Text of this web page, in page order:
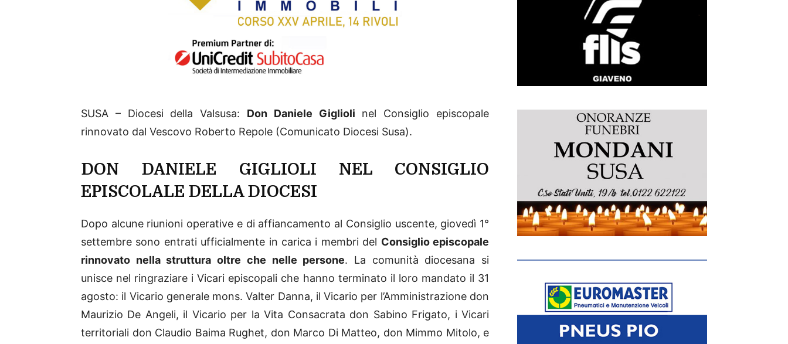
SUSA – Diocesi della Valsusa: Don Daniele Giglioli nel Consiglio episcopale
rinnovato dal Vescovo Roberto Repole (Comunicato Diocesi Susa).
DON DANIELE GIGLIOLI NEL CONSIGLIO
EPISCOLALE DELLA DIOCESI
Dopo alcune riunioni operative e di affiancamento al Consiglio uscente, giovedì 1°
settembre sono entrati ufficialmente in carica i membri del Consiglio episcopale
rinnovato nella struttura oltre che nelle persone. La comunità diocesana si
unisce nel ringraziare i Vicari episcopali che hanno terminato il loro mandato il 31
agosto: il Vicario generale mons. Valter Danna, il Vicario per l’Amministrazione don
Maurizio De Angeli, il Vicario per la Vita Consacrata don Sabino Frigato, i Vicari
territoriali don Claudio Baima Rughet, don Marco Di Matteo, don Mimmo Mitolo, e